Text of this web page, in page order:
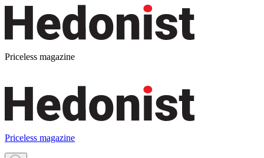
Priceless magazine
Priceless magazine